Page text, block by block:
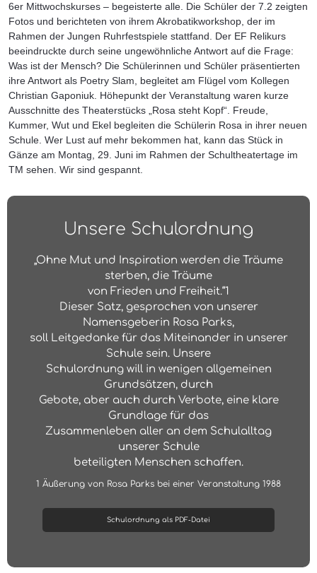
6er Mittwochskurses – begeisterte alle. Die Schüler der 7.2 zeigten
Fotos und berichteten von ihrem Akrobatikworkshop, der im
Rahmen der Jungen Ruhrfestspiele stattfand. Der EF Relikurs
beeindruckte durch seine ungewöhnliche Antwort auf die Frage:
Was ist der Mensch? Die Schülerinnen und Schüler präsentierten
ihre Antwort als Poetry Slam, begleitet am Flügel vom Kollegen
Christian Gaponiuk. Höhepunkt der Veranstaltung waren kurze
Ausschnitte des Theaterstücks „Rosa steht Kopf“. Freude,
Kummer, Wut und Ekel begleiten die Schülerin Rosa in ihrer neuen
Schule. Wer Lust auf mehr bekommen hat, kann das Stück in
Gänze am Montag, 29. Juni im Rahmen der Schultheatertage im
TM sehen. Wir sind gespannt.
Unsere Schulordnung
„Ohne Mut und Inspiration werden die Träume
sterben, die Träume
von Frieden und Freiheit.“1
Dieser Satz, gesprochen von unserer
Namensgeberin Rosa Parks,
soll Leitgedanke für das Miteinander in unserer
Schule sein. Unsere
Schulordnung will in wenigen allgemeinen
Grundsätzen, durch
Gebote, aber auch durch Verbote, eine klare
Grundlage für das
Zusammenleben aller an dem Schulalltag
unserer Schule
beteiligten Menschen schaffen.
1 Äußerung von Rosa Parks bei einer Veranstaltung 1988
Schulordnung als PDF-Datei